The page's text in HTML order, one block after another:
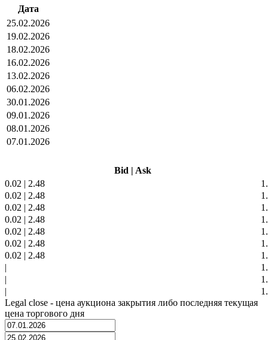
Дата
25.02.2026
19.02.2026
18.02.2026
16.02.2026
13.02.2026
06.02.2026
30.01.2026
09.01.2026
08.01.2026
07.01.2026
Bid | Ask
0.02 | 2.48
0.02 | 2.48
0.02 | 2.48
0.02 | 2.48
0.02 | 2.48
0.02 | 2.48
0.02 | 2.48
|
|
|
Legal close - цена аукциона закрытия либо последняя текущая
цена торгового дня